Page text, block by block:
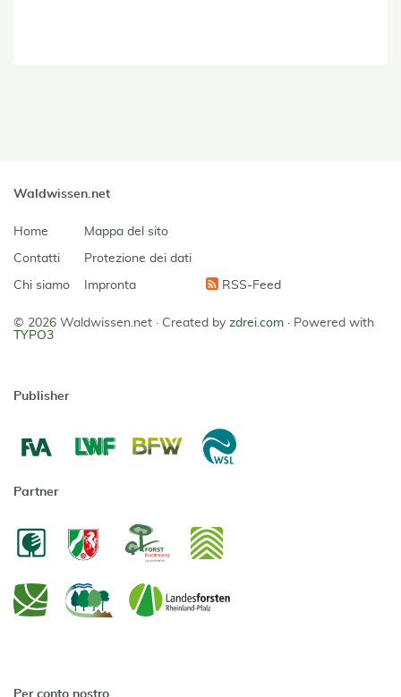
Waldwissen.net
Home
Contatti
Chi siamo
Mappa del sito
Protezione dei dati
Impronta RSS-Feed
© 2026 Waldwissen.net · Created by zdrei.com · Powered with
TYPO3
Publisher
Partner
Per conto nostro